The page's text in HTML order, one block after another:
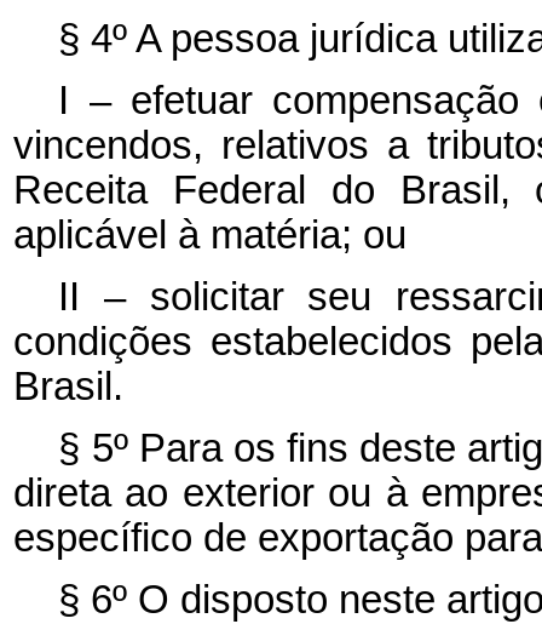
§ 4º A pessoa jurídica
I – efetuar
vincendos, relativos a
Receita Federal do Brasil,
aplicável à matéria; ou
II – solicitar seu
condições estabelecidos
Brasil.
§ 5º Para os fins deste
direta ao exterior ou à
específico de exportação
§ 6º O disposto neste